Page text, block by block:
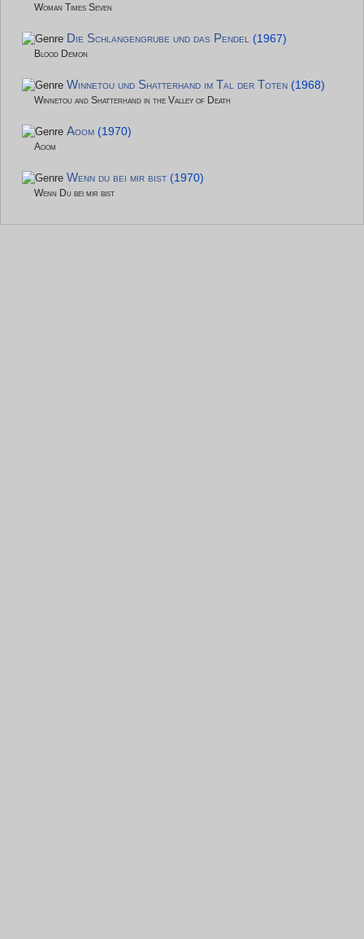
Woman Times Seven
Die Schlangengrube und das Pendel (1967)
Blood Demon
Winnetou und Shatterhand im Tal der Toten (1968)
Winnetou and Shatterhand in the Valley of Death
Aoom (1970)
Aoom
Wenn du bei mir bist (1970)
Wenn Du bei mir bist